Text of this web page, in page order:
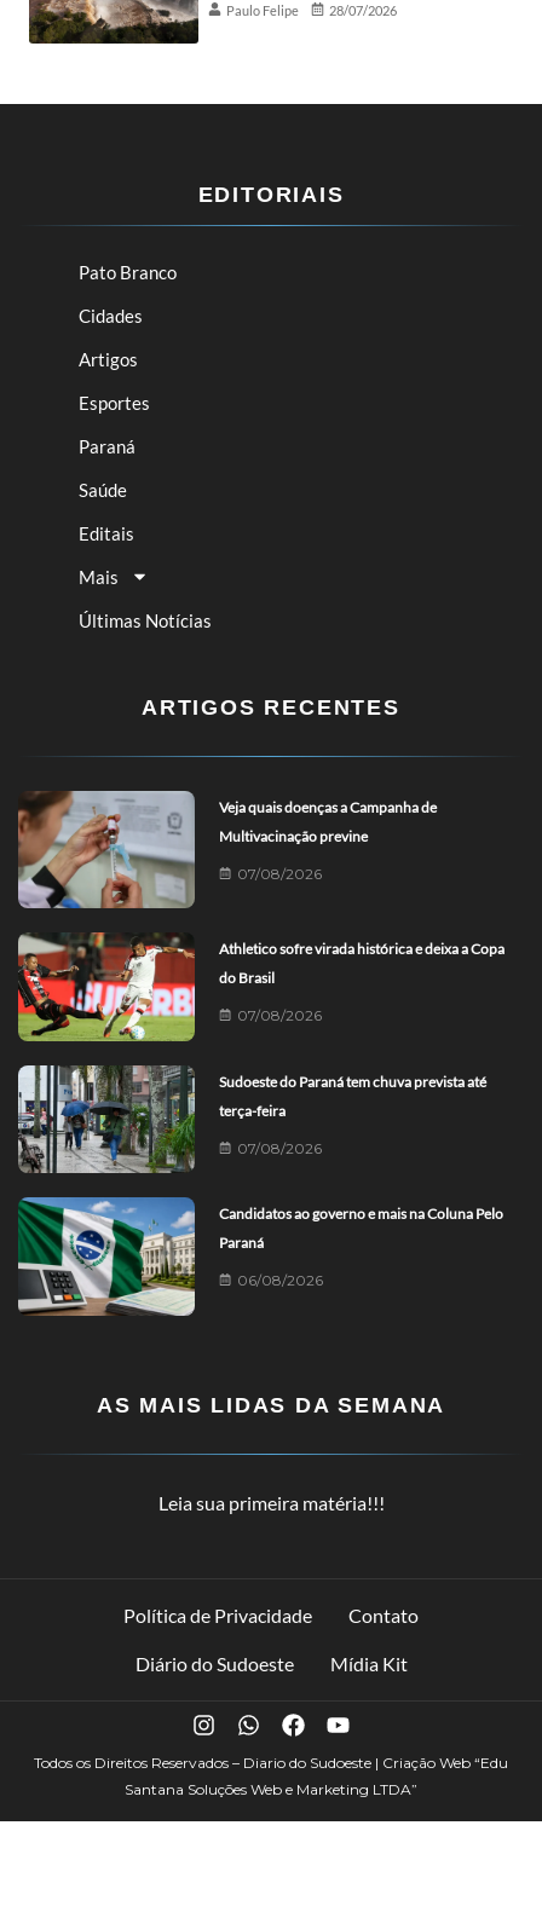
Paulo Felipe 28/07/2026
EDITORIAIS
Pato Branco
Cidades
Artigos
Esportes
Paraná
Saúde
Editais
Mais
Últimas Notícias
ARTIGOS RECENTES
Veja quais doenças a Campanha de
Multivacinação previne
07/08/2026
Athletico sofre virada histórica e deixa a Copa
do Brasil
07/08/2026
Sudoeste do Paraná tem chuva prevista até
terça-feira
07/08/2026
Candidatos ao governo e mais na Coluna Pelo
Paraná
06/08/2026
AS MAIS LIDAS DA SEMANA
Leia sua primeira matéria!!!
Política de Privacidade Contato
Diário do Sudoeste Mídia Kit
Todos os Direitos Reservados – Diario do Sudoeste | Criação Web “Edu
Santana Soluções Web e Marketing LTDA”